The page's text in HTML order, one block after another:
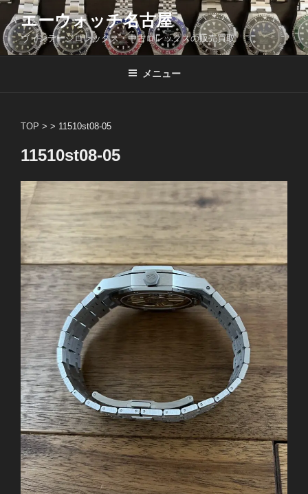
コ
ン
テ
ン
エーウォッチ名古屋
ヴィンテージロレックス・中古ロレックスの販売買取
メニュー
TOP > > 11510st08-05
11510st08-05